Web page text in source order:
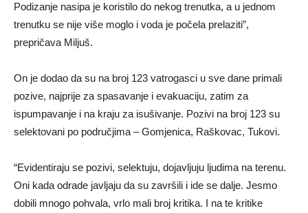
Podizanje nasipa je koristilo do nekog trenutka, a u jednom
trenutku se nije više moglo i voda je počela prelaziti”,
prepričava Miljuš.
On je dodao da su na broj 123 vatrogasci u sve dane primali
pozive, najprije za spasavanje i evakuaciju, zatim za
ispumpavanje i na kraju za isušivanje. Pozivi na broj 123 su
selektovani po područjima – Gomjenica, Raškovac, Tukovi.
“Evidentiraju se pozivi, selektuju, dojavljuju ljudima na terenu.
Oni kada odrade javljaju da su završili i ide se dalje. Jesmo
dobili mnogo pohvala, vrlo mali broj kritika. I na te kritike